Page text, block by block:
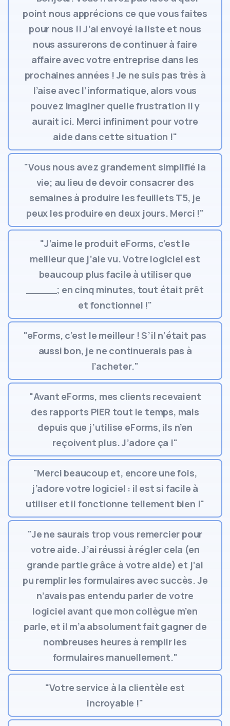
point nous apprécions ce que vous faites
pour nous !! J’ai envoyé la liste et nous
nous assurerons de continuer à faire
affaire avec votre entreprise dans les
prochaines années ! Je ne suis pas très à
l’aise avec l’informatique, alors vous
pouvez imaginer quelle frustration il y
aurait ici. Merci infiniment pour votre
aide dans cette situation !"
"Vous nous avez grandement simplifié la
vie; au lieu de devoir consacrer des
semaines à produire les feuillets T5, je
peux les produire en deux jours. Merci !"
"J’aime le produit eForms, c’est le
meilleur que j’aie vu. Votre logiciel est
beaucoup plus facile à utiliser que
_____; en cinq minutes, tout était prêt
et fonctionnel !"
"eForms, c’est le meilleur ! S’il n’était pas
aussi bon, je ne continuerais pas à
l’acheter."
"Avant eForms, mes clients recevaient
des rapports PIER tout le temps, mais
depuis que j’utilise eForms, ils n’en
reçoivent plus. J’adore ça !"
"Merci beaucoup et, encore une fois,
j’adore votre logiciel : il est si facile à
utiliser et il fonctionne tellement bien !"
"Je ne saurais trop vous remercier pour
votre aide. J’ai réussi à régler cela (en
grande partie grâce à votre aide) et j’ai
pu remplir les formulaires avec succès. Je
n’avais pas entendu parler de votre
logiciel avant que mon collègue m’en
parle, et il m’a absolument fait gagner de
nombreuses heures à remplir les
formulaires manuellement."
"Votre service à la clientèle est
incroyable !"